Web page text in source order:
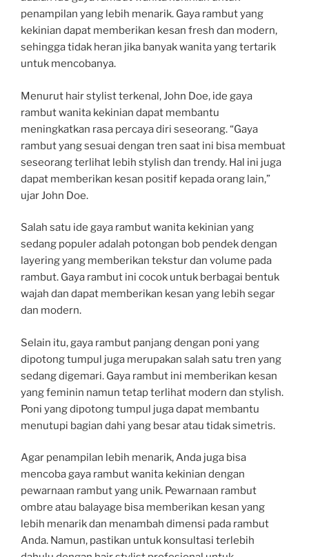
penampilan yang lebih menarik. Gaya rambut yang
kekinian dapat memberikan kesan fresh dan modern,
sehingga tidak heran jika banyak wanita yang tertarik
untuk mencobanya.
Menurut hair stylist terkenal, John Doe, ide gaya
rambut wanita kekinian dapat membantu
meningkatkan rasa percaya diri seseorang. “Gaya
rambut yang sesuai dengan tren saat ini bisa membuat
seseorang terlihat lebih stylish dan trendy. Hal ini juga
dapat memberikan kesan positif kepada orang lain,”
ujar John Doe.
Salah satu ide gaya rambut wanita kekinian yang
sedang populer adalah potongan bob pendek dengan
layering yang memberikan tekstur dan volume pada
rambut. Gaya rambut ini cocok untuk berbagai bentuk
wajah dan dapat memberikan kesan yang lebih segar
dan modern.
Selain itu, gaya rambut panjang dengan poni yang
dipotong tumpul juga merupakan salah satu tren yang
sedang digemari. Gaya rambut ini memberikan kesan
yang feminin namun tetap terlihat modern dan stylish.
Poni yang dipotong tumpul juga dapat membantu
menutupi bagian dahi yang besar atau tidak simetris.
Agar penampilan lebih menarik, Anda juga bisa
mencoba gaya rambut wanita kekinian dengan
pewarnaan rambut yang unik. Pewarnaan rambut
ombre atau balayage bisa memberikan kesan yang
lebih menarik dan menambah dimensi pada rambut
Anda. Namun, pastikan untuk konsultasi terlebih